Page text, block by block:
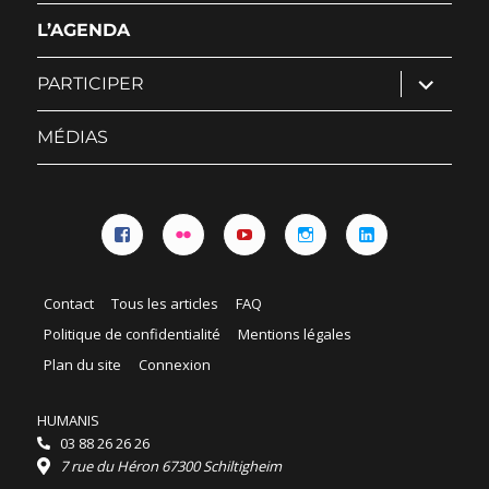
L’AGENDA
PARTICIPER ouvrir
le
sous-
MÉDIAS
Contact Tous les articles
FAQ
Politique de confidentialité
Mentions légales
Plan du site
Connexion
HUMANIS
03 88 26 26 26
7 rue du Héron 67300 Schiltigheim